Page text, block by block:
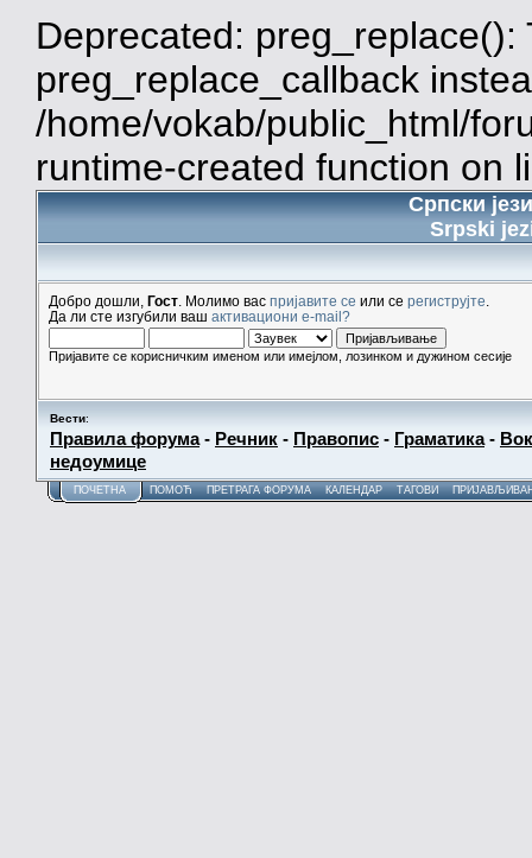
Deprecated:
preg_replace_callback
/home/vokab/public_html/
runtime-created function on
Српски
Srpski
Добро дошли, Гост . Молимо вас пријавите се или се региструјте
Да ли сте изгубили ваш активациони e-mail?
Пријавите се корисничким именом или имејлом, лозинком и дужином сесије
Вести:
Правила форума- Речник - Правопис - Граматика-
недоумице
ПОЧЕТНА ПОМОЋ ПРЕТРАГА ФОРУМА КАЛЕНДАР ТАГОВИ